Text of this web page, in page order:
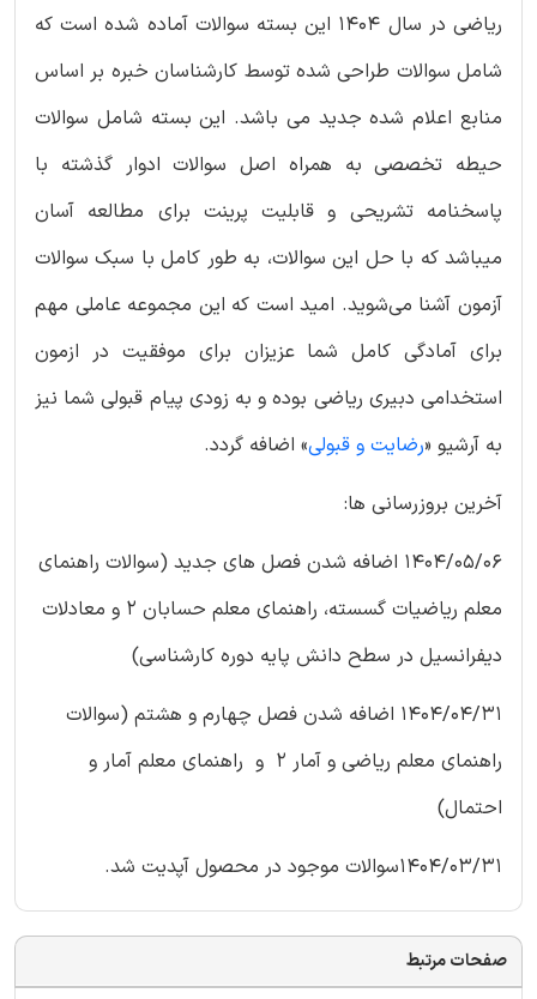
ریاضی در سال 1404 این بسته سوالات آماده شده است که
شامل سوالات طراحی شده توسط کارشناسان خبره بر اساس
منابع اعلام شده جدید می باشد. این بسته شامل سوالات
حیطه تخصصی به همراه اصل سوالات ادوار گذشته با
پاسخنامه تشریحی و قابلیت پرینت برای مطالعه آسان
میباشد که با حل این سوالات، به طور کامل با سبک سوالات
آزمون آشنا می‌شوید. امید است که این مجموعه عاملی مهم
برای آمادگی کامل شما عزیزان برای موفقیت در ازمون
استخدامی دبیری ریاضی بوده و به زودی پیام قبولی شما نیز
به آرشیو «رضایت و قبولی» اضافه گردد.
آخرین بروزرسانی ها:
1404/05/06 اضافه شدن فصل های جدید (سوالات راهنمای
معلم ریاضیات گسسته، راهنمای معلم حسابان 2 و معادلات
دیفرانسیل در سطح دانش پایه دوره کارشناسی)
1404/04/31 اضافه شدن فصل چهارم و هشتم (سوالات
راهنمای معلم ریاضی و آمار 2 و راهنمای معلم آمار و
احتمال)
1404/03/31سوالات موجود در محصول آپدیت شد.
صفحات مرتبط